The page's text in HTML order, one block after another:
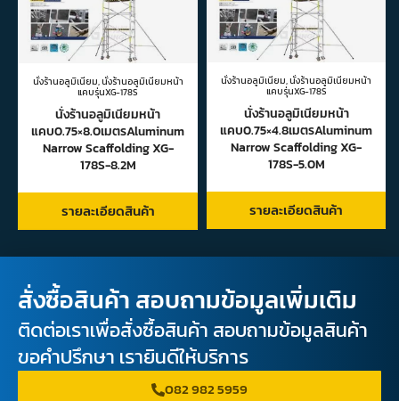
นั่งร้านอลูมิเนียม,นั่งร้านอลูมิเนียมหน้า
แคบรุ่นXG-178S
นั่งร้านอลูมิเนียมหน้า
แคบ0.75×8.0เมตรAluminum
Narrow Scaffolding XG-
178S-8.2M
รายละเอียดสินค้า
นั่งร้านอลูมิเนียม,นั่งร้านอลูมิเนียมหน้า
แคบรุ่นXG-178S
นั่งร้านอลูมิเนียมหน้า
แคบ0.75×4.8เมตรAluminum
Narrow Scaffolding XG-
178S-5.0M
รายละเอียดสินค้า
สั่งซื้อสินค้า สอบถามข้อมูลเพิ่มเติม
ติดต่อเราเพื่อสั่งซื้อสินค้า สอบถามข้อมูลสินค้า
ขอคำปรึกษา เรายินดีให้บริการ
082 982 5959